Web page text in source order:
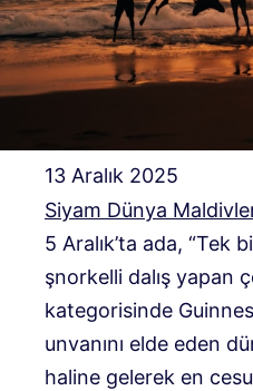
13 Aralık 2025
Siyam Dünya
5 Aralık’ta ada, “Tek
şnorkelli dalış yapan
kategorisinde
unvanını elde eden
haline gelerek en